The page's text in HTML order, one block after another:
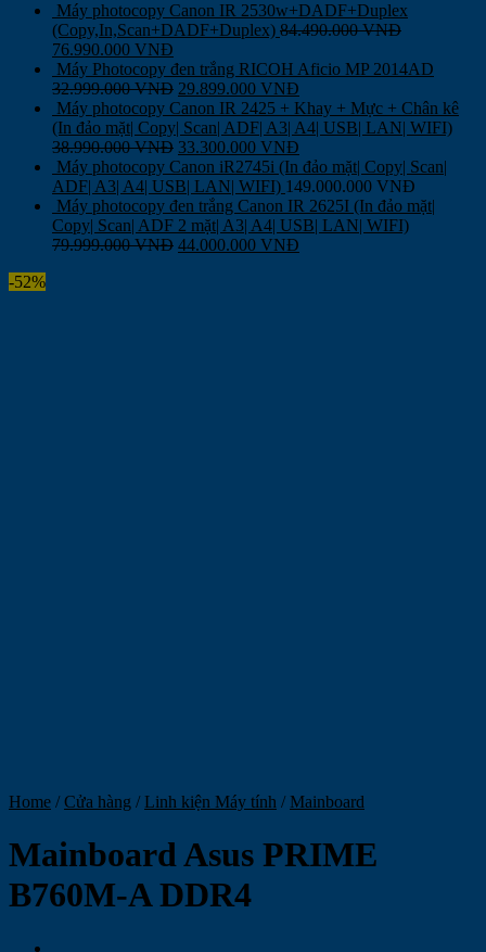
Máy photocopy Canon IR 2530w+DADF+Duplex
(Copy,In,Scan+DADF+Duplex) 84.490.000VNĐ
76.990.000 VNĐ
Máy Photocopy đen trắng RICOH Aficio MP 2014AD
32.999.000VNĐ 29.899.000 VNĐ
Máy photocopy Canon IR 2425 + Khay + Mực + Chân kê
(In đảo mặt| Copy| Scan| ADF| A3| A4| USB| LAN| WIFI)
38.990.000VNĐ 33.300.000 VNĐ
Máy photocopy Canon iR2745i (In đảo mặt| Copy| Scan|
ADF| A3| A4| USB| LAN| WIFI) 149.000.000 VNĐ
Máy photocopy đen trắng Canon IR 2625I (In đảo mặt|
Copy| Scan| ADF 2 mặt| A3| A4| USB| LAN| WIFI)
79.999.000VNĐ 44.000.000 VNĐ
-52%
Home / Cửa hàng / Linh kiện Máy tính / Mainboard
Mainboard Asus PRIME
B760M-A DDR4